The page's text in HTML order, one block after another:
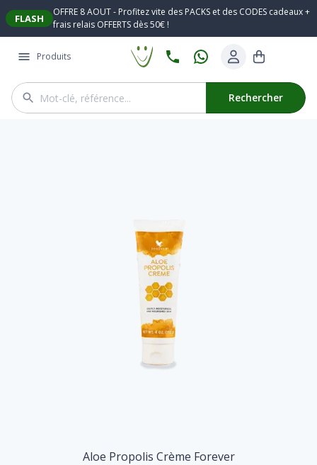
FLASH
OFFRE 8 AOUT - Profitez vite des PACKS et des CODES cadeaux +
frais relais OFFERTS dès 50€ !
Produits
Rechercher
Aloe Propolis Crème Forever